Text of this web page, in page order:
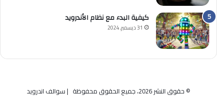
كيفية البدء مع نظام الأندرويد
31 ديسمبر, 2024
© حقوق النشر 2026، جميع الحقوق محفوظة | سوالف اندرويد